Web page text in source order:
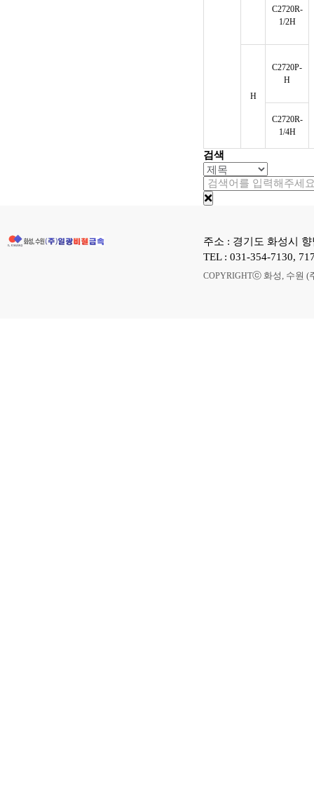
C2720R-
1/2H
H
C2720P-
H
C2720R-
1/4H
검색
주소 : 경기도 화성시
TEL : 031-354-7130,
COPYRIGHTⓒ 화성, 수원 (